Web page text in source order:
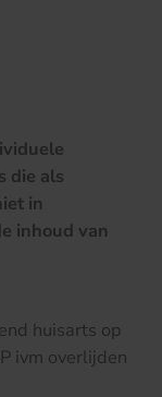
die als
in
inhoud van
huisarts op
ivm overlijden